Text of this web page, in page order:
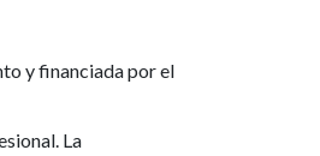
y financiada por el
La